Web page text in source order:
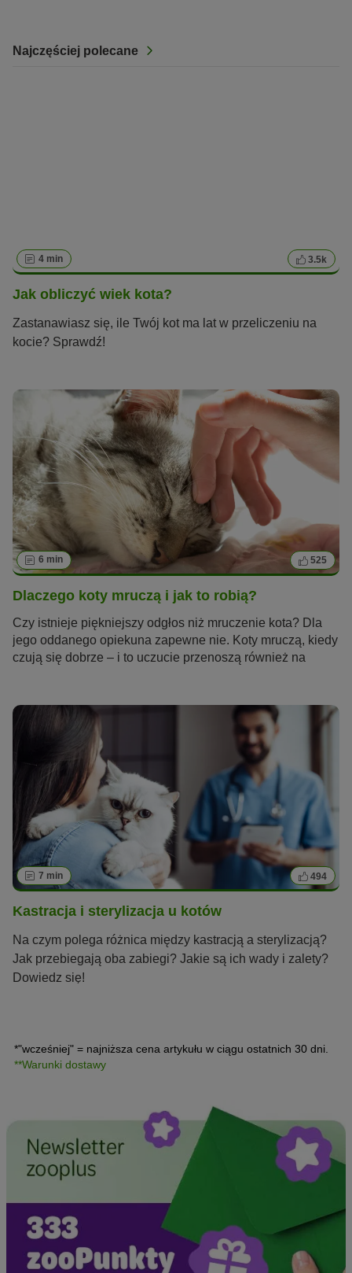
Najczęściej polecane
4 min 3.5k
Jak obliczyć wiek kota?
Zastanawiasz się, ile Twój kot ma lat w przeliczeniu na
kocie? Sprawdź!
6 min 525
Dlaczego koty mruczą i jak to robią?
Czy istnieje piękniejszy odgłos niż mruczenie kota? Dla
jego oddanego opiekuna zapewne nie. Koty mruczą, kiedy
czują się dobrze – i to uczucie przenoszą również na
stres. Dlaczego koty mruczą i w jaki sposób produkują ten
ciągły, motoryczny dźwięk?
7 min 494
Kastracja i sterylizacja u kotów
Na czym polega różnica między kastracją a sterylizacją?
Jak przebiegają oba zabiegi? Jakie są ich wady i zalety?
Dowiedz się!
*"wcześniej" = najniższa cena artykułu w ciągu ostatnich 30 dni.
**Warunki dostawy